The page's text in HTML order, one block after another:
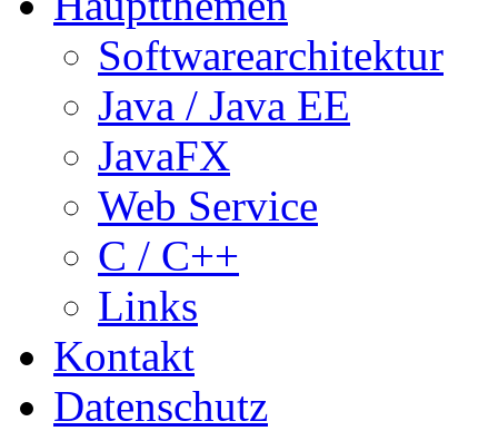
Softwarearchitektur
Java / Java EE
JavaFX
Web Service
C / C++
Links
Kontakt
Datenschutz